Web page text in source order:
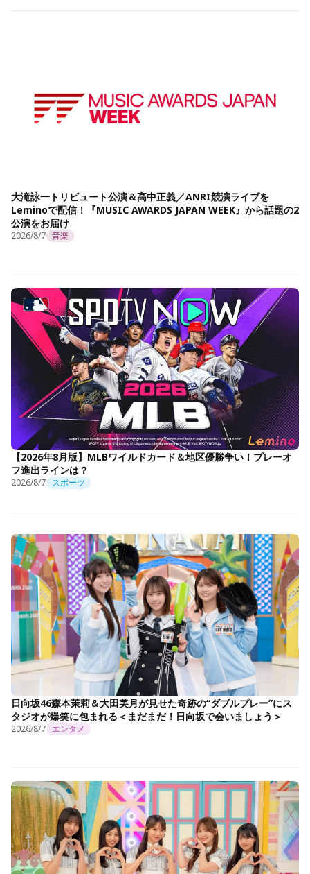
大滝詠一トリビュート公演＆高中正義／ANRI競演ライブを
Leminoで配信！『MUSIC AWARDS JAPAN WEEK』から話題の2
公演をお届け
2026/8/7 音楽
【2026年8月版】MLBワイルドカード＆地区優勝争い！プレーオ
フ進出ラインは？
2026/8/7 スポーツ
日向坂46森本茉莉＆大田美月が見せた奇跡の“ダブルプレー”にス
タジオが爆笑に包まれる＜まだまだ！日向坂で会いましょう＞
2026/8/7 エンタメ